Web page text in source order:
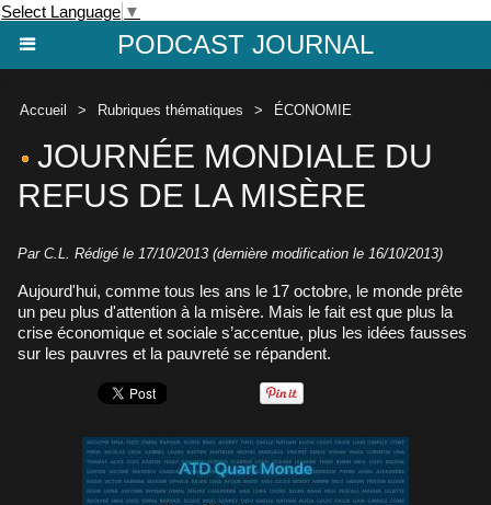
Select Language ▼
PODCAST JOURNAL
Accueil > Rubriques thématiques > ÉCONOMIE
JOURNÉE MONDIALE DU
REFUS DE LA MISÈRE
Par C.L. Rédigé le 17/10/2013 (dernière modification le 16/10/2013)
Aujourd'hui, comme tous les ans le 17 octobre, le monde prête
un peu plus d'attention à la misère. Mais le fait est que plus la
crise économique et sociale s’accentue, plus les idées fausses
sur les pauvres et la pauvreté se répandent.